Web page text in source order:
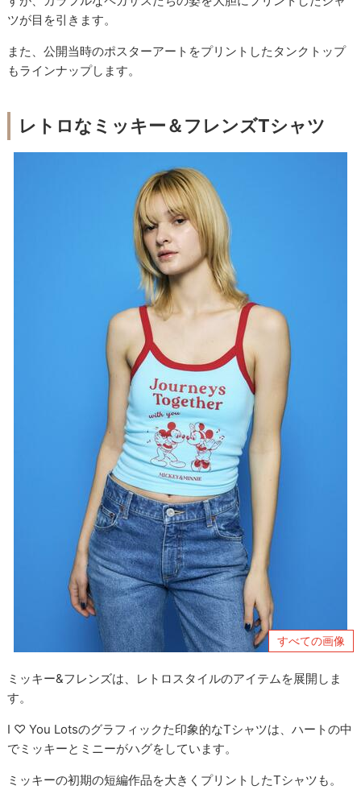
ツが目を引きます。
また、公開当時のポスターアートをプリントしたタンクトップ
もラインナップします。
レトロなミッキー＆フレンズTシャツ
すべての画像
ミッキー&フレンズは、レトロスタイルのアイテムを展開しま
す。
I ♡ You Lotsのグラフィックた印象的なTシャツは、ハートの中
でミッキーとミニーがハグをしています。
ミッキーの初期の短編作品を大きくプリントしたTシャツも。